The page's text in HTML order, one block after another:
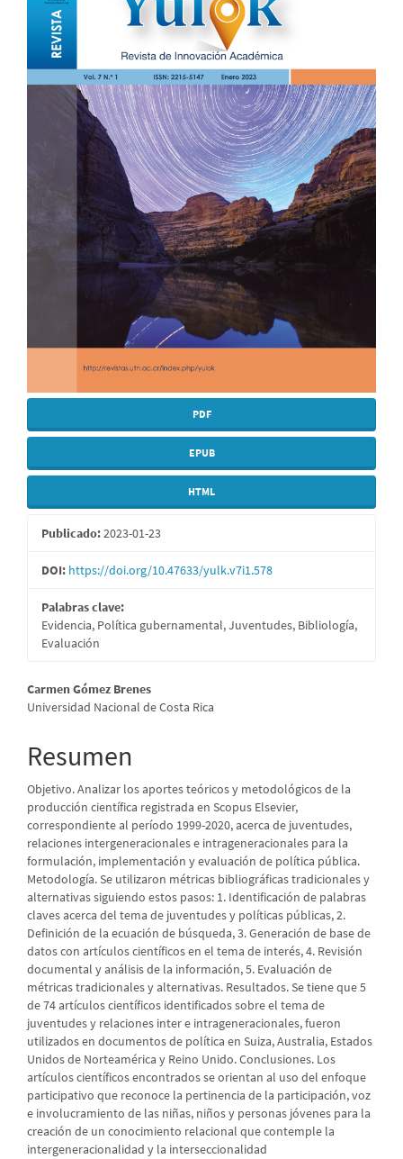
del
artículo
PDF
EPUB
HTML
Publicado:2023-01-23
DOI: https://doi.org/10.47633/yulk.v7i1.578
Palabras clave:
Evidencia, Política gubernamental, Juventudes, Bibliología,
Evaluación
Contenido
del
artículo
Carmen Gómez Brenes
Universidad Nacional de Costa Rica
Resumen
Objetivo. Analizar los aportes teóricos y metodológicos de la
producción científica registrada en Scopus Elsevier,
correspondiente al período 1999-2020, acerca de juventudes,
relaciones intergeneracionales e intrageneracionales para la
formulación, implementación y evaluación de política pública.
Metodología. Se utilizaron métricas bibliográficas tradicionales y
alternativas siguiendo estos pasos: 1. Identificación de palabras
claves acerca del tema de juventudes y políticas públicas, 2.
Definición de la ecuación de búsqueda, 3. Generación de base de
datos con artículos científicos en el tema de interés, 4. Revisión
documental y análisis de la información, 5. Evaluación de
métricas tradicionales y alternativas. Resultados. Se tiene que 5
de 74 artículos científicos identificados sobre el tema de
juventudes y relaciones inter e intrageneracionales, fueron
utilizados en documentos de política en Suiza, Australia, Estados
Unidos de Norteamérica y Reino Unido. Conclusiones. Los
artículos científicos encontrados se orientan al uso del enfoque
participativo que reconoce la pertinencia de la participación, voz
e involucramiento de las niñas, niños y personas jóvenes para la
creación de un conocimiento relacional que contemple la
intergeneracionalidad y la interseccionalidad